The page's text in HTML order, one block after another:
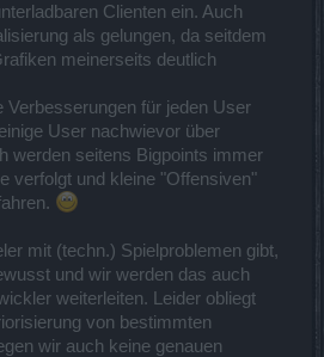
Clienten ein. Auch
als gelungen, da seitdem
meinerseits deutlich
Verbesserungen für jeden User
User nachwievor über
werden seitens Bigpoints immer
verfolgt und kleine "Offensiven"
mit (techn.) Spielproblemen gibt,
und wir werden das auch
weiterleiten. Leider obliegt
von bestimmten
wir auch keine genauen